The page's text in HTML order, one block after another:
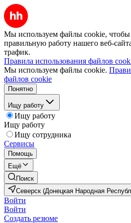
Мы используем файлы cookie, чтобы
правильную работу нашего веб-
трафик.
Правила использования файлов
Мы используем файлы cookie.
файлов cookie
Понятно
Ищу работу
Ищу работу
Ищу работу
Ищу сотрудника
Сервисы
Помощь
Ещё
Поиск
Северск (Донецкая Народная
Войти
Войти
Создать резюме